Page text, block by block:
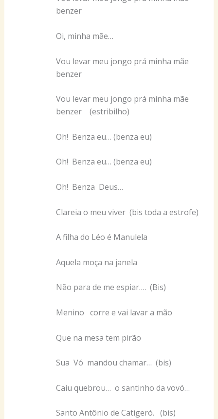
benzer
Oi, minha mãe…
Vou levar meu jongo prá minha mãe
benzer
Vou levar meu jongo prá minha mãe
benzer (estribilho)
Oh! Benza eu… (benza eu)
Oh! Benza eu… (benza eu)
Oh! Benza Deus…
Clareia o meu viver (bis toda a estrofe)
A filha do Léo é Manulela
Aquela moça na janela
Não para de me espiar…. (Bis)
Menino corre e vai lavar a mão
Que na mesa tem pirão
Sua Vó mandou chamar… (bis)
Caiu quebrou… o santinho da vovó…
Santo Antônio de Catigeró. (bis)